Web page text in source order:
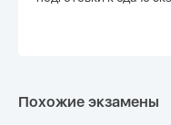
Похожие экзамены